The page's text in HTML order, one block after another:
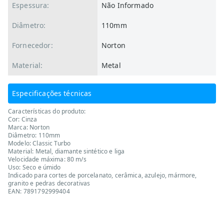
Espessura: Não Informado
Diâmetro: 110mm
Fornecedor: Norton
Material: Metal
Especificações técnicas
Características do produto:
Cor: Cinza
Marca: Norton
Diâmetro: 110mm
Modelo: Classic Turbo
Material: Metal, diamante sintético e liga
Velocidade máxima: 80 m/s
Uso: Seco e úmido
Indicado para cortes de porcelanato, cerâmica, azulejo, mármore,
granito e pedras decorativas
EAN: 7891792999404